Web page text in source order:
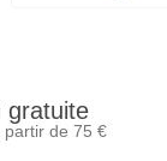
gratuite
partir de 75 €